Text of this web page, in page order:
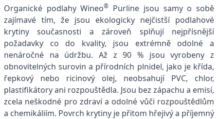
Organické podlahy Wineo® Purline jsou samy o sobě
zajímavé tím, že jsou ekologicky nejčistší podlahové
krytiny současnosti a zároveň splňují nejpřísnější
požadavky co do kvality, jsou extrémně odolné a
nenáročné na údržbu. Až z 90 % jsou vyrobeny z
obnovitelných surovin a přírodních plnidel, jako je křída,
řepkový nebo ricinový olej, neobsahují PVC, chlor,
plastifikátory ani rozpouštědla. Jsou bez zápachu a emisí,
zcela neškodné pro zdraví a odolné vůči rozpouštědlům
a chemikáliím. Povrch krytiny je přitom hřejivý a příjemný